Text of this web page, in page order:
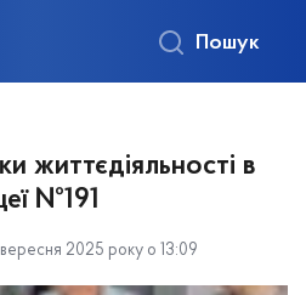
Пошук
життєдіяльності в
№191
2025 року о 13:09